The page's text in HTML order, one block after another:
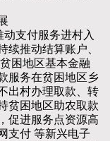
支付服务进村入
续推动结算账户、
困地区基本金融
服务在贫困地区乡
出村办理取款、转
贫困地区助农取款
促进服务点资源高
支付 等新兴电子